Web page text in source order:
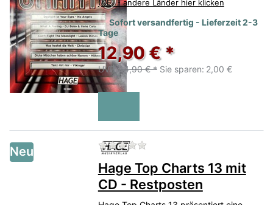
(DE) - andere Länder hier klicken
Sofort versandfertig - Lieferzeit 2-3
Tage
12,90 € *
UVP:14,90 € * Sie sparen: 2,00 €
Neu Zu diesem Produkt liegen
Hage Top Charts 13 mit
CD - Restposten